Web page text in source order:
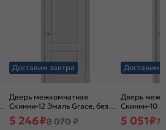
Доставим завтра
Дверь межкомнатная
Скинни-12 Эмаль Grace, без
декора, глухая, без стекла,
без кромки, скиновая
5 246₽8 070 ₽
Доставим
Дверь
Скинни-10
декора,
без кромки,
5 051₽7